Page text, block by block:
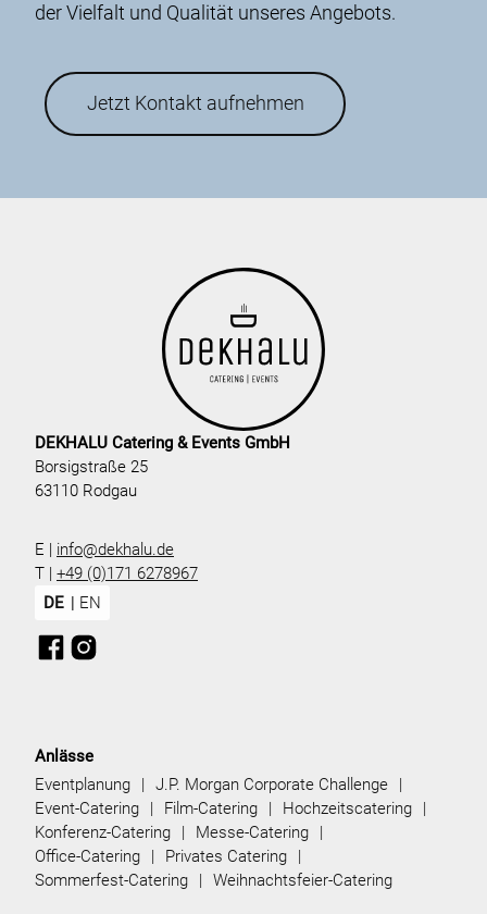
der Vielfalt und Qualität unseres Angebots.
Jetzt Kontakt aufnehmen
DEKHALU Catering & Events GmbH
Borsigstraße 25
63110 Rodgau
E | info@dekhalu.de
T | +49 (0)171 6278967
DE
EN
Anlässe
Eventplanung
J.P. Morgan Corporate Challenge
Event-Catering
Film-Catering
Hochzeitscatering
Konferenz-Catering
Messe-Catering
Office-Catering
Privates Catering
Sommerfest-Catering
Weihnachtsfeier-Catering